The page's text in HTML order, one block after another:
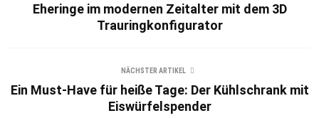
Eheringe im modernen Zeitalter mit dem 3D
Trauringkonfigurator
NÄCHSTER ARTIKEL
Ein Must-Have für heiße Tage: Der Kühlschrank mit
Eiswürfelspender